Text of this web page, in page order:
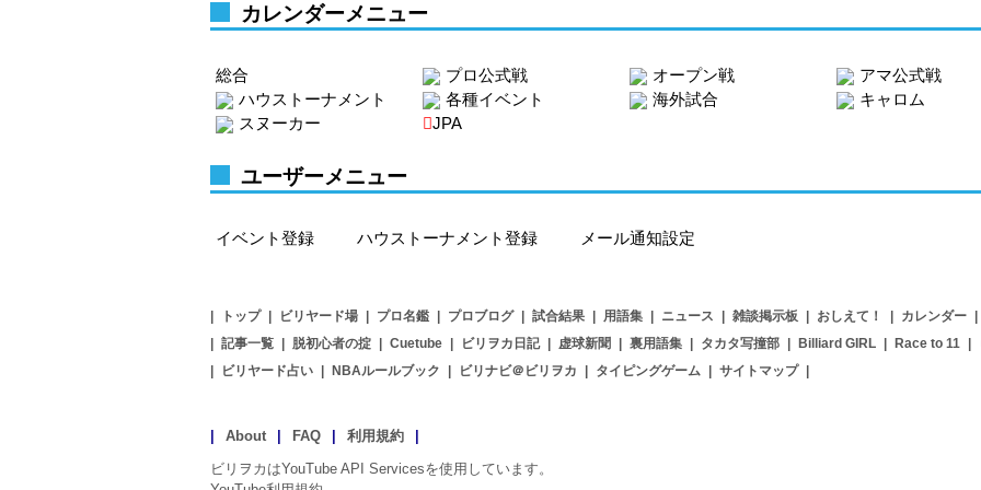
カレンダーメニュー
総合 プロ公式戦 オープン戦
アマ公式戦
ハウストーナメント
各種イベント 海外試合
キャロム
スヌーカー
JPA
ユーザーメニュー
イベント登録 ハウストーナメント登録 メール通知設定
トップ ビリヤード場 プロ名鑑 プロブログ 試合結果 用語集 ニュース 雑談掲示板 おしえて！ カレンダー
記事一覧 脱初心者の掟 Cuetube ビリヲカ日記 虚球新聞 裏用語集 タカタ写撞部 Billiard GIRL Race to 11
ビリヤード占い NBAルールブック ビリナビ＠ビリヲカ タイピングゲーム サイトマップ
About FAQ 利用規約
ビリヲカはYouTube API Servicesを使用しています。